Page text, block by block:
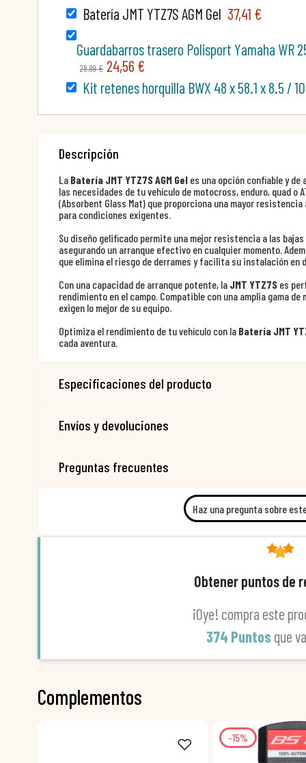
Batería JMT YTZ7S AGM Gel 37,41 €
Guardabarros trasero Polisport Yamaha WR
28,89 € 24,56 €
Kit retenes horquilla BWX 48 x 58.1 x 8.5 /
Descripción
La Batería JMT YTZ7S AGM Gel es una opción confiable y
las necesidades de tu vehículo de motocross, enduro, quad o
(Absorbent Glass Mat) que proporciona una mayor
para condiciones exigentes.
Su diseño gelificado permite una mejor resistencia a las
asegurando un arranque efectivo en cualquier momento.
que elimina el riesgo de derrames y facilita su instalación en
Con una capacidad de arranque potente, la JMT YTZ7S es
rendimiento en el campo. Compatible con una amplia gama
exigen lo mejor de su equipo.
Optimiza el rendimiento de tu vehículo con la Batería JMT
cada aventura.
Especificaciones del producto
Envíos y devoluciones
Preguntas frecuentes
Haz una pregunta sobre
Obtener puntos de
¡Oye! compra este
374 Puntos que
Complementos
-15%